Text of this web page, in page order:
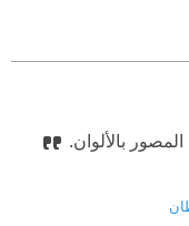
بالألوان.